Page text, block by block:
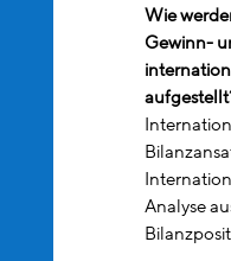
Wie
Gewinn-
Analyse